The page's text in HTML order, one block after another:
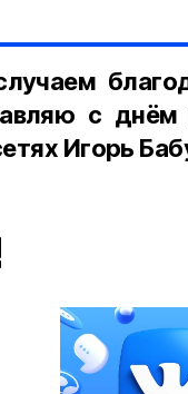
с днём
Игорь